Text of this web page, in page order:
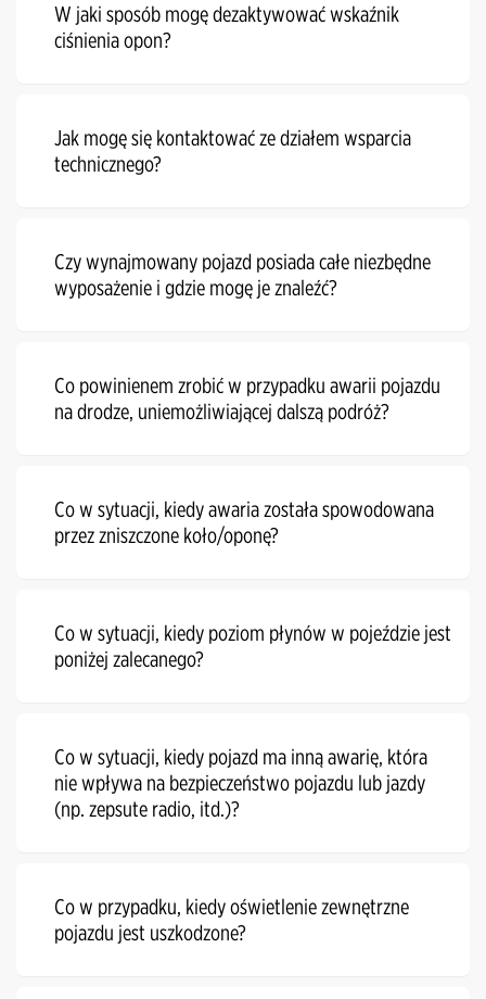
W jaki sposób mogę dezaktywować wskaźnik
ciśnienia opon?
Jak mogę się kontaktować ze działem wsparcia
technicznego?
Czy wynajmowany pojazd posiada całe niezbędne
wyposażenie i gdzie mogę je znaleźć?
Co powinienem zrobić w przypadku awarii pojazdu
na drodze, uniemożliwiającej dalszą podróż?
Co w sytuacji, kiedy awaria została spowodowana
przez zniszczone koło/oponę?
Co w sytuacji, kiedy poziom płynów w pojeździe jest
poniżej zalecanego?
Co w sytuacji, kiedy pojazd ma inną awarię, która
nie wpływa na bezpieczeństwo pojazdu lub jazdy
(np. zepsute radio, itd.)?
Co w przypadku, kiedy oświetlenie zewnętrzne
pojazdu jest uszkodzone?